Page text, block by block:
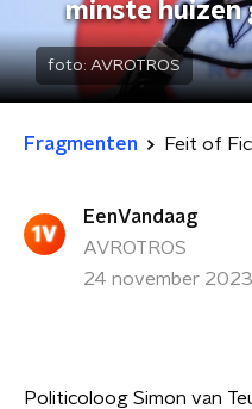
minste huizen
foto: AVROTROS
Fragmenten
EenVandaag
AVROTROS
24 november
Politicoloog Simon van